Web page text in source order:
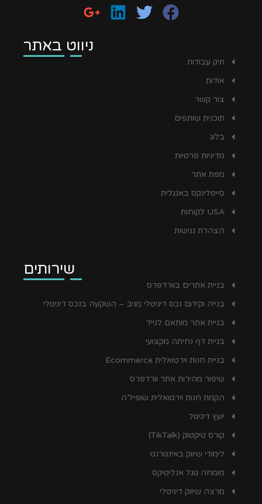
ניווט באתר
תיק עבודות
אודות
צור קשר
תוכנית שותפים
בלוג
מדיניות פרטיות
מפת אתר
סייטלינקס באנגלית
USA לקוחות
הצהרת נגישות
שירותים
בניית אתרים בוורדפרס
בנייה וקידום נכס דיגיטלי מניב – השקעה בנכס דיגיטלי
בניית אתר מותאם לנייד
בניית דף נחיתה מקצועי
בניית חנות וירטואלית Ecommerce
שיפור מהירות אתר וורדפרס
הקמת חנות וירטואלית שופיל’ה
יועץ דיגיטל
קורס טיקטוק (TikTalk)
לימודי שיווק באינטרנט
מומחה גוגל אנליטיקס
מרצה שיווק דיגיטלי